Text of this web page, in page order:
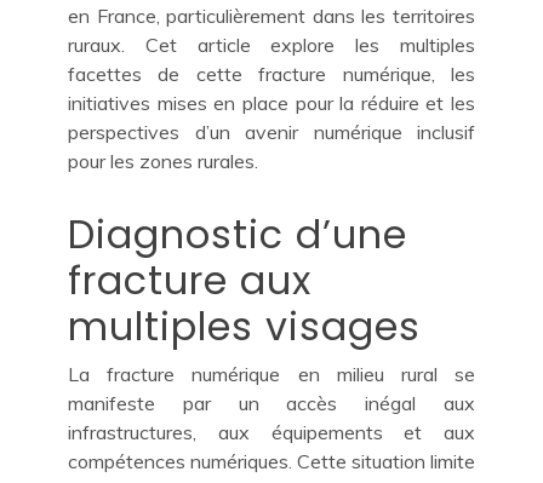
en France, particulièrement dans les territoires
ruraux. Cet article explore les multiples
facettes de cette fracture numérique, les
initiatives mises en place pour la réduire et les
perspectives d’un avenir numérique inclusif
pour les zones rurales.
Diagnostic d’une
fracture aux
multiples visages
La fracture numérique en milieu rural se
manifeste par un accès inégal aux
infrastructures, aux équipements et aux
compétences numériques. Cette situation limite